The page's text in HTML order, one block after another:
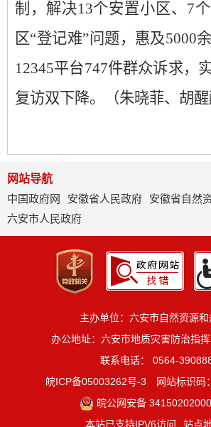
制，解决13个安置小区、 7
区“登记难”问题，惠及5000
12345平台747件群众诉求，
复访双下降。（朱晓菲、胡醒
网站导航
中国政府网
安徽省人民政府
安徽省自然
六安市人民政府
主办单位：六安市自然资源和
办公地址：六安市地质灾害防治指
联系电话： 0564-
皖ICP备05003262号-3
网站标识码
皖公网安备
本站已支持IPV6访问
站点